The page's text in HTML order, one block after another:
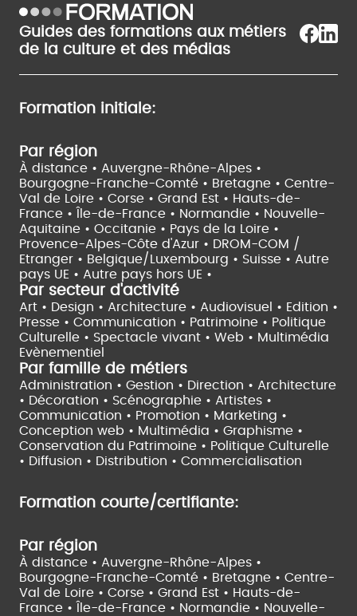
Guides des formations aux métiers
de la culture et des médias
Formation initiale:
Par région
À distance • Auvergne-Rhône-Alpes •
Bourgogne-Franche-Comté • Bretagne • Centre-
Val de Loire • Corse • Grand Est • Hauts-de-
France •
Île-de-France • Normandie • Nouvelle-
Aquitaine • Occitanie • Pays de la Loire •
Provence-Alpes-Côte d'Azur • DROM-COM /
Etranger • Belgique/Luxembourg • Suisse • Autre
pays UE • Autre pays hors UE •
Par secteur d'activité
Art • Design • Architecture • Audiovisuel • Edition •
Presse • Communication • Patrimoine • Politique
Culturelle • Spectacle vivant • Web • Multimédia
Evènementiel
Par famille de métiers
Administration • Gestion • Direction • Architecture
• Décoration • Scénographie • Artistes •
Communication • Promotion • Marketing •
Conception web • Multimédia • Graphisme •
Conservation du Patrimoine • Politique Culturelle
• Diffusion • Distribution • Commercialisation
Formation courte/certifiante:
Par région
À distance • Auvergne-Rhône-Alpes •
Bourgogne-Franche-Comté • Bretagne • Centre-
Val de Loire • Corse • Grand Est • Hauts-de-
France •
Île-de-France • Normandie • Nouvelle-